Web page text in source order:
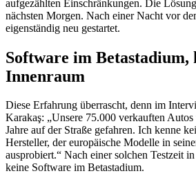
aufgezählten Einschränkungen. Die
nächsten Morgen. Nach einer Nacht vor
eigenständig neu gestartet.
Software im
Innenraum
Diese Erfahrung überrascht, denn im
Karakaş: „Unsere 75.000 verkauften
Jahre auf der Straße gefahren. Ich kenne
Hersteller, der europäische Modelle in
ausprobiert.“ Nach einer solchen Testzeit
keine Software im Betastadium.